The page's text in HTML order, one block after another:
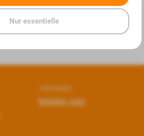
Jobseiten
Beliebte Jobs
Nur essentielle